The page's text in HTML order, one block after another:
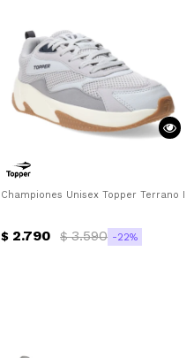
- Negro - Gris
Championes Unisex Topper Terrano II
$ 2.790 $ 3.590 22